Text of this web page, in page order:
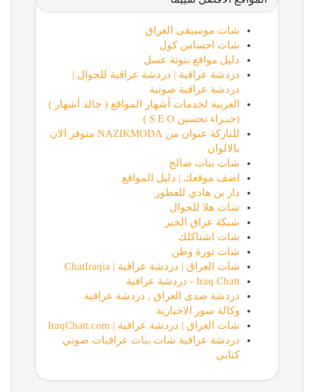
شات موسيقى العراق
شات احساس كول
دليل مواقع بنوتة عسل
دردشة عراقية | دردشة عراقية للجوال |
دردشة عراقية صوتية
العربية لخدمات أشهار المواقع ( خالد أشهار )
(خبـراء تحسين S E O )
للنازكة عنوان من NAZIKMODA متوفر الان
بالالوان
شات بنات صالح
اضف موقعك | دليل المواقع
دار بن هادي للعطور
شات هلا للجوال
شبكة عراق الخير
شات اشتاكلك
شات ثورة وطن
شات العراق | دردشة عراقية | ChatIraqia
Iraq Chatt - دردشة عراقية
دردشة صدى العراق , دردشة عراقية
وكالة سور الاخبارية
شات العراق | دردشة عراقية | IraqChatt.com
دردشة عراقية شات بنات عراقيات صوتي
كتابي